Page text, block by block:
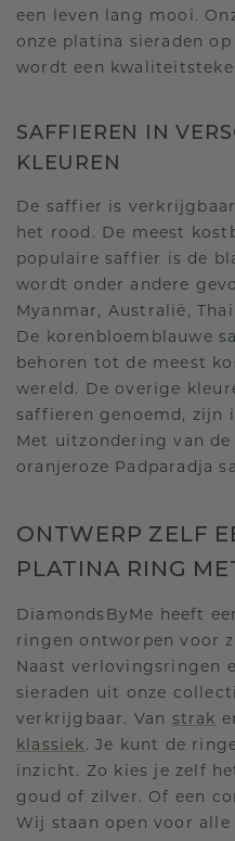
een leven lang mooi.
onze platina sieraden
wordt een
SAFFIEREN IN
KLEUREN
De saffier is
het rood. De meest
populaire saffier is de
wordt onder andere
Myanmar, Australië,
De korenbloemblauwe
behoren tot de meest
wereld. De overige
saffieren genoemd, zijn
Met uitzondering van
oranjeroze Padparadja
ONTWERP ZELF
PLATINA RING
DiamondsByMe heeft
ringen ontworpen voor
Naast verlovingsringen
sieraden uit onze
verkrijgbaar. Van strak
klassiek . Je kunt de
inzicht. Zo kies je zelf
goud of zilver. Of een
Wij staan open voor